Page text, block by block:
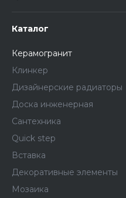
Каталог
Керамогранит
Клинкер
Дизайнерские радиаторы
Доска инженерная
Сантехника
Quick step
Вставка
Декоративные элементы
Мозаика